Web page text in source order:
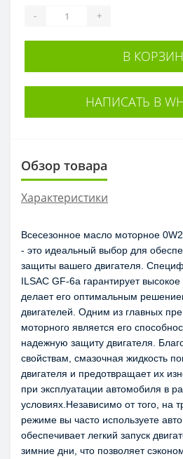
- +
В
НАПИСАТЬ В
Обзор товара
Характеристики
Всесезонное масло моторное
- это идеальный выбор для
защиты вашего двигателя.
ILSAC GF-6a гарантирует
делает его оптимальным
двигателей. Одним из главных
моторного является его
надежную защиту двигателя.
свойствам, смазочная жидкость
двигателя и предотвращает их
при эксплуатации автомобиля в
условиях.Независимо от того, на
режиме вы часто используете
обеспечивает легкий запуск
зимние дни, что позволяет